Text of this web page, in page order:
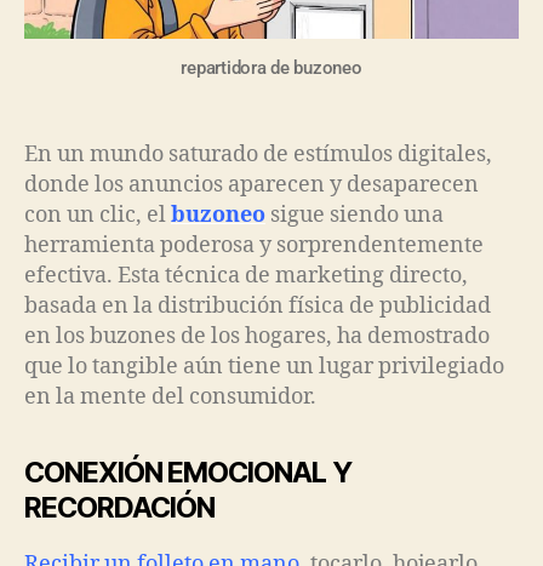
repartidora de buzoneo
En un mundo saturado de estímulos digitales,
donde los anuncios aparecen y desaparecen
con un clic, elbuzoneo sigue siendo una
herramienta poderosa y sorprendentemente
efectiva. Esta técnica de marketing directo,
basada en la distribución física de publicidad
en los buzones de los hogares, ha demostrado
que lo tangible aún tiene un lugar privilegiado
en la mente del consumidor.
CONEXIÓN EMOCIONAL Y
RECORDACIÓN